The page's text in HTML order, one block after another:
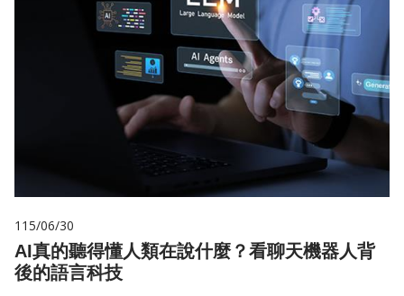
115/06/30
AI真的聽得懂人類在說什麼？看聊天機器人背
後的語言科技